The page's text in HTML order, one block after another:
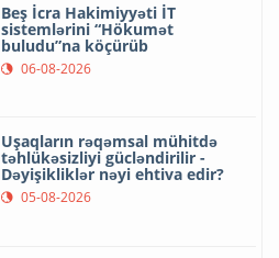
Beş İcra Hakimiyyəti İT
sistemlərini “Hökumət
buludu”na köçürüb
06-08-2026
Uşaqların rəqəmsal mühitdə
təhlükəsizliyi gücləndirilir -
Dəyişikliklər nəyi ehtiva edir?
05-08-2026